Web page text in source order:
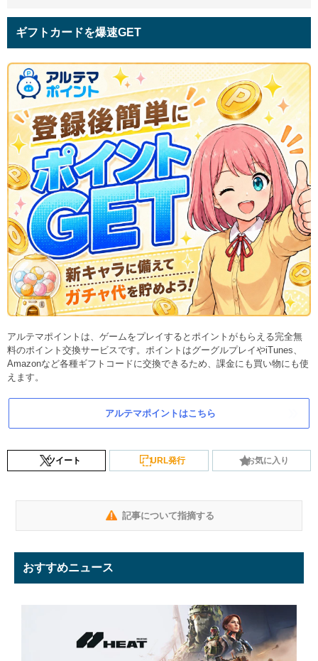
ギフトカードを爆速GET
アルテマポイントは、ゲームをプレイするとポイントがもらえる完全無
料のポイント交換サービスです。ポイントはグーグルプレイやiTunes、
Amazonなど各種ギフトコードに交換できるため、課金にも買い物にも使
えます。
アルテマポイントはこちら
ツイート URL発行 お気に入り
記事について指摘する
おすすめニュース